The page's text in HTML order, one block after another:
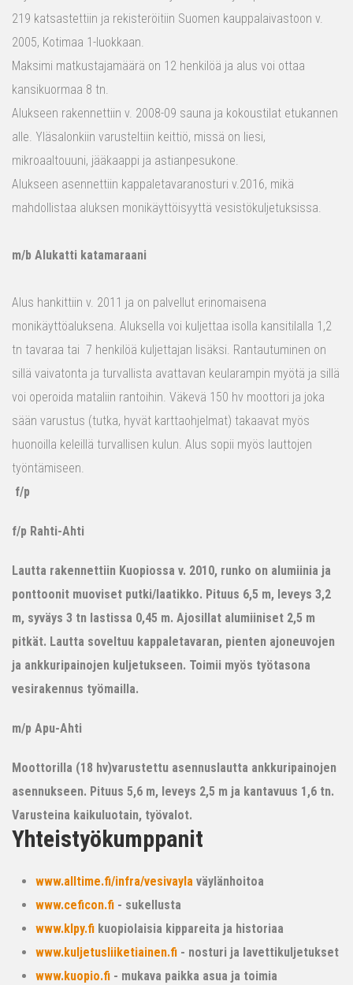
219 katsastettiin ja rekisteröitiin Suomen kauppalaivastoon v.
2005, Kotimaa 1-luokkaan.
Maksimi matkustajamäärä on 12 henkilöä ja alus voi ottaa
kansikuormaa 8 tn.
Alukseen rakennettiin v. 2008-09 sauna ja kokoustilat etukannen
alle. Yläsalonkiin varusteltiin keittiö, missä on liesi,
mikroaaltouuni, jääkaappi ja astianpesukone.
Alukseen asennettiin kappaletavaranosturi v.2016, mikä
mahdollistaa aluksen monikäyttöisyyttä vesistökuljetuksissa.
m/b Alukatti katamaraani
Alus hankittiin v. 2011 ja on palvellut erinomaisena
monikäyttöaluksena. Aluksella voi kuljettaa isolla kansitilalla 1,2
tn tavaraa tai 7 henkilöä kuljettajan lisäksi. Rantautuminen on
sillä vaivatonta ja turvallista avattavan keularampin myötä ja sillä
voi operoida mataliin rantoihin. Väkevä 150 hv moottori ja joka
sään varustus (tutka, hyvät karttaohjelmat) takaavat myös
huonoilla keleillä turvallisen kulun. Alus sopii myös lauttojen
työntämiseen.
f/p
f/p Rahti-Ahti
Lautta rakennettiin Kuopiossa v. 2010, runko on alumiinia ja
ponttoonit muoviset putki/laatikko. Pituus 6,5 m, leveys 3,2
m, syväys 3 tn lastissa 0,45 m. Ajosillat alumiiniset 2,5 m
pitkät. Lautta soveltuu kappaletavaran, pienten ajoneuvojen
ja ankkuripainojen kuljetukseen. Toimii myös työtasona
vesirakennus työmailla.
m/p Apu-Ahti
Moottorilla (18 hv)varustettu asennuslautta ankkuripainojen
asennukseen. Pituus 5,6 m, leveys 2,5 m ja kantavuus 1,6 tn.
Varusteina kaikuluotain, työvalot.
Yhteistyökumppanit
www.alltime.fi/infra/vesivayla väylänhoitoa
www.ceficon.fi - sukellusta
www.klpy.fi kuopiolaisia kippareita ja historiaa
www.kuljetusliiketiainen.fi - nosturi ja lavettikuljetukset
www.kuopio.fi - mukava paikka asua ja toimia